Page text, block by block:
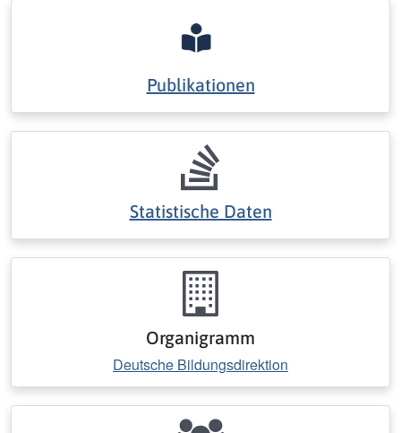
Publikationen
Statistische Daten
Organigramm
Deutsche Bildungsdirektion